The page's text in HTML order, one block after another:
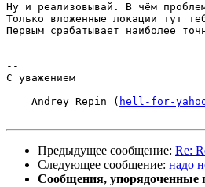
Ну и реализовывай. В чём
Только вложенные локации тут
Первым срабатывает наиболее
--
С уважением
    Andrey Repin (
hell-for-
Предыдущее сообщение: Re:
Следующее сообщение: надо
Сообщения, упорядоченные